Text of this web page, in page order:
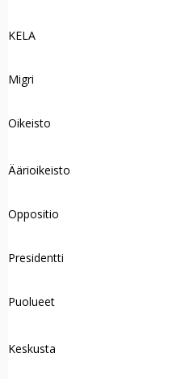
KELA
Migri
Oikeisto
Äärioikeisto
Oppositio
Presidentti
Puolueet
Keskusta